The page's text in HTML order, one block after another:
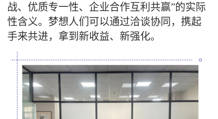
战、优质专一性、企业合作互利共赢”的实际
性含义。梦想人们可以通过洽谈协同，携起
手来共进，拿到新收益、新强化。